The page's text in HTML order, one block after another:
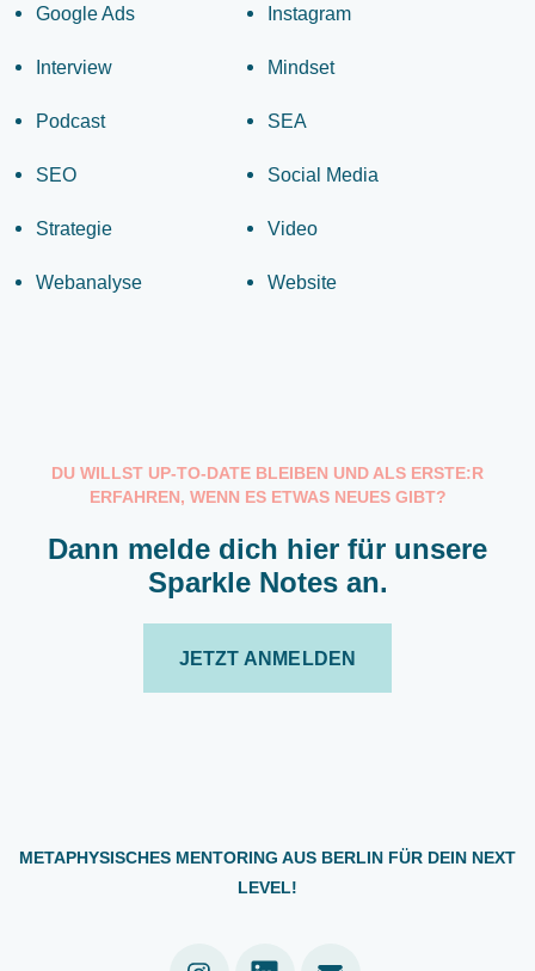
Google Ads Instagram
Interview Mindset
Podcast SEA
SEO Social Media
Strategie Video
Webanalyse Website
DU WILLST UP-TO-DATE BLEIBEN UND ALS ERSTE:R
ERFAHREN, WENN ES ETWAS NEUES GIBT?
Dann melde dich hier für unsere
Sparkle Notes an.
JETZT ANMELDEN
METAPHYSISCHES MENTORING AUS BERLIN FÜR DEIN NEXT
LEVEL!
Linkedin